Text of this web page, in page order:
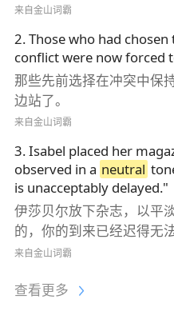
来自金山词霸
2.Those who had chosen
conflict were now forced
那些先前选择在冲突中保
边站了。
来自金山词霸
3.Isabel placed her
observed in a neutral
is unacceptably delayed."
伊莎贝尔放下杂志，以平
的，你的到来已经迟得无
来自金山词霸
查看更多